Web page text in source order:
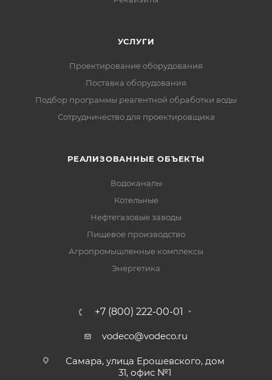
УСЛУГИ
Проектирование оборудования
Поставка оборудования
Подбор программы реагентной обработки воды
Сотрудничество для проектировщика
РЕАЛИЗОВАННЫЕ ОБЪЕКТЫ
Водоканалы
Котельные
Нефтегазовые заводы
Пищевое производство
Агропромышленные комплексы
Энергетика
+7 (800) 222-00-01
vodeco@vodeco.ru
Самара, улица Ерошевского, дом
31, офис №1